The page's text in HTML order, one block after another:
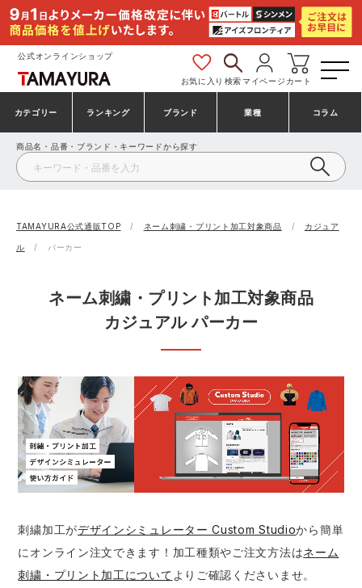
公式オンラインショップ
お気に入り 検索マイページ カート
カテゴリー
安全靴・作業靴
事務服・オフィスウェア
作業用手袋
アウトドア・スポーツ
コンプレッションウェア
ランキング
安全靴ランキング
安全靴スニーカーランキング
アシックス安全靴ランキング
作業着ランキング
アウトドアウェアランキング
空調服ランキング
ブランド
アシックス
プーマ コンバース（CONVERSE）
アイズフロンティア TSDESIGN
コーコス ジーベック
クロダルマ 桑和
おたふく手袋 マック
業種
建設・建築作業服
製造・工場作業服
電気・設備作業服
配達・営業作業服
DIY・日曜大工作業服
コラム
商品名・品番・ブランド・キーワードから探す
TAMAYURA公式通販TOP ネーム刺繍・プリント加工対象商品 カジュア
ル パーカー
ネーム刺繍・プリント加工対象商品
カジュアル パーカー
刺繍加工がデザインシミュレーター Custom Studioから簡単
にオンライン注文できます！加工種類やご注文方法はネーム
刺繍・プリント加工について よりご確認くださいませ。